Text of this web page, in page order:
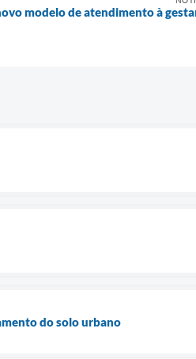
modelo de atendimento à
do solo urbano